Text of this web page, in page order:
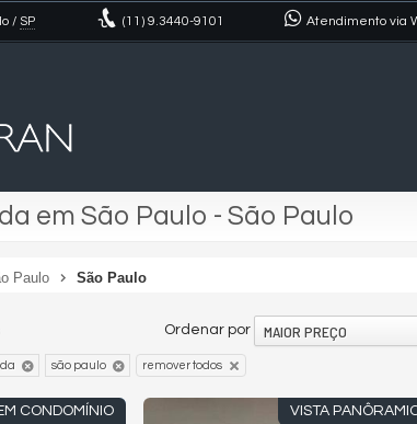
/ SP (11) 9.3440-9101 Atendimento via
em São Paulo - São Paulo
Paulo São Paulo
Ordenar por MAIOR PREÇO
são paulo remover todos
CONDOMÍNIO VISTA